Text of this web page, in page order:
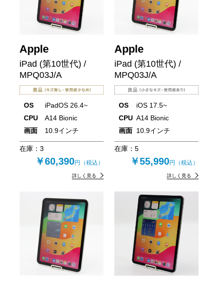
Apple
iPad (第10世代) /
MPQ03J/A
OS
iPadOS 26.4~
CPU
A14 Bionic
画面
10.9インチ
在庫： 3
￥60,390円（税込）
詳しく見る
Apple
iPad (第10世代) /
MPQ03J/A
OS
iOS 17.5~
CPU A14 Bionic
画面 10.9インチ
在庫：5
￥55,990円（税込）
詳しく見る